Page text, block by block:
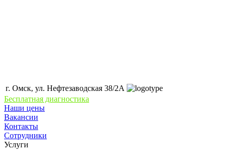
г. Омск, ул. Нефтезаводская 38/2А
Бесплатная диагностика
Наши цены
Вакансии
Контакты
Сотрудники
Услуги